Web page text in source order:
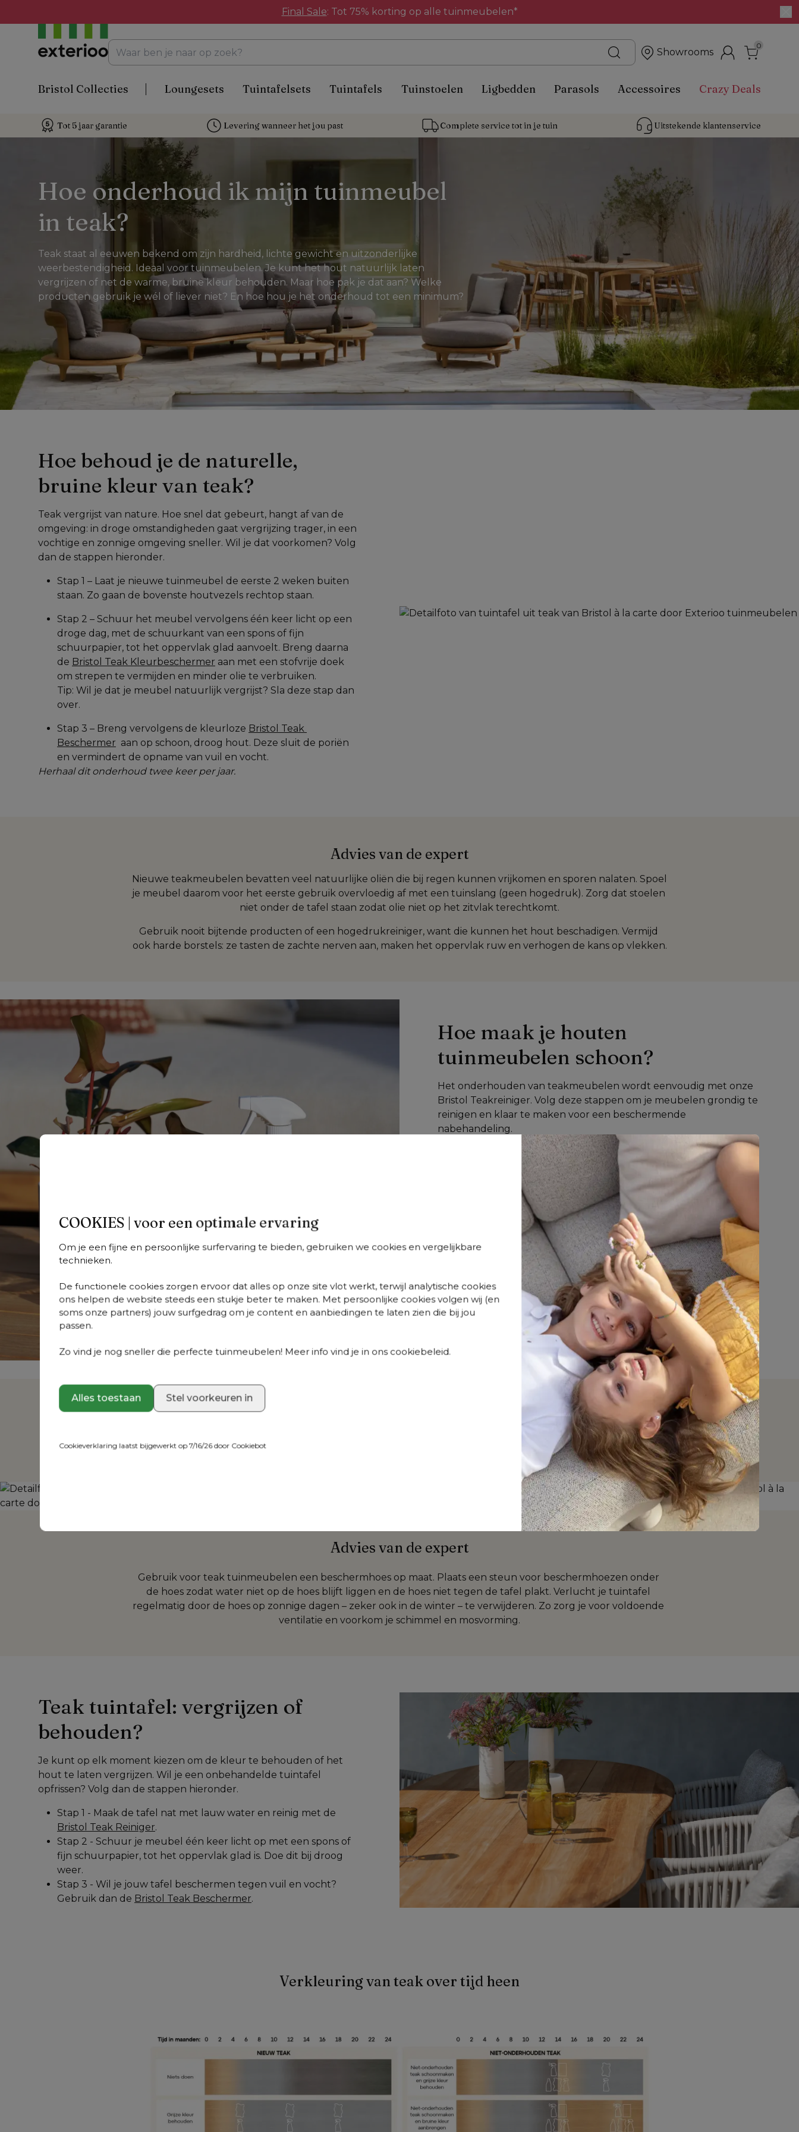
COOKIES | voor een optimale ervaring
Om je een fijne en persoonlijke surfervaring te bieden, gebruiken we cookies en vergelijkbare
technieken.
De functionele cookies zorgen ervoor dat alles op onze site vlot werkt, terwijl analytische cookies
ons helpen de website steeds een stukje beter te maken. Met persoonlijke cookies volgen wij (en
soms onze partners) jouw surfgedrag om je content en aanbiedingen te laten zien die bij jou
passen.
Zo vind je nog sneller die perfecte tuinmeubelen! Meer info vind je in ons cookiebeleid.
Alles toestaan Stel voorkeuren in
Cookieverklaring laatst bijgewerkt op 7/16/26 door Cookiebot
Final Sale: Tot 75% korting op alle tuinmeubelen*
Showrooms
0
Bristol Collecties Loungesets Tuintafelsets Tuintafels Tuinstoelen Ligbedden Parasols Accessoires Crazy Deals
Tot 5 jaar garantie Levering wanneer het jou past Complete service tot in je tuin Uitstekende klantenservice
Hoe onderhoud ik mijn tuinmeubel
in teak?
Teak staat al eeuwen bekend om zijn hardheid, lichte gewicht en uitzonderlijke
weerbestendigheid. Ideaal voor tuinmeubelen. Je kunt het hout natuurlijk laten
vergrijzen of net de warme, bruine kleur behouden. Maar hoe pak je dat aan? Welke
producten gebruik je wél of liever niet? En hoe hou je het onderhoud tot een minimum?
Hoe behoud je de naturelle,
bruine kleur van teak?
Teak vergrijst van nature. Hoe snel dat gebeurt, hangt af van de
omgeving: in droge omstandigheden gaat vergrijzing trager, in een
vochtige en zonnige omgeving sneller. Wil je dat voorkomen? Volg
dan de stappen hieronder.
Stap 1 – Laat je nieuwe tuinmeubel de eerste 2 weken buiten
staan. Zo gaan de bovenste houtvezels rechtop staan.
Stap 2 – Schuur het meubel vervolgens één keer licht op een
droge dag, met de schuurkant van een spons of fijn
schuurpapier, tot het oppervlak glad aanvoelt. Breng daarna
de Bristol Teak Kleurbeschermer aan met een stofvrije doek
om strepen te vermijden en minder olie te verbruiken.
Tip: Wil je dat je meubel natuurlijk vergrijst? Sla deze stap dan
over.
Stap 3 – Breng vervolgens de kleurloze Bristol Teak
Beschermer
  aan op schoon, droog hout. Deze sluit de poriën
en vermindert de opname van vuil en vocht.
Herhaal dit onderhoud twee keer per jaar.
Advies van de expert
Nieuwe teakmeubelen bevatten veel natuurlijke oliën die bij regen kunnen vrijkomen en sporen nalaten. Spoel
je meubel daarom voor het eerste gebruik overvloedig af met een tuinslang (geen hogedruk). Zorg dat stoelen
niet onder de tafel staan zodat olie niet op het zitvlak terechtkomt.
Gebruik nooit bijtende producten of een hogedrukreiniger, want die kunnen het hout beschadigen. Vermijd
ook harde borstels: ze tasten de zachte nerven aan, maken het oppervlak ruw en verhogen de kans op vlekken.
Hoe maak je houten
tuinmeubelen schoon?
Het onderhouden van teakmeubelen wordt eenvoudig met onze
Bristol Teakreiniger. Volg deze stappen om je meubelen grondig te
reinigen en klaar te maken voor een beschermende
nabehandeling.
Stap 1 – Zorg dat het meubel volledig stofvrij en droog is.
Stap 2 – Schud de Bristol Teak Reiniger en breng royaal aan
met een doek. Laat minstens 3 minuten inwerken om vlekken
en aanslag los te maken.
Stap 3 – Schuur het meubel gelijkmatig met de schuurkant
van een spons tot de reiniger begint te schuimen.
Stap 4 – Spoel goed af met een tuinslang en laat volledig
drogen.
Stap 5 – Breng de
transparante teakbeschermer
  aan voor een
langdurig mooie uitstraling.
Met deze stappen blijft je teakmeubel perfect onderhouden.
Op zoek naar de juiste spons? Met onze ben je zeker van je stuk.
Advies van de expert
Gebruik voor teak tuinmeubelen een beschermhoes op maat. Plaats een steun voor beschermhoezen onder
de hoes zodat water niet op de hoes blijft liggen en de hoes niet tegen de tafel plakt. Verlucht je tuintafel
regelmatig door de hoes op zonnige dagen – zeker ook in de winter – te verwijderen. Zo zorg je voor voldoende
ventilatie en voorkom je schimmel en mosvorming.
Teak tuintafel: vergrijzen of
behouden?
Je kunt op elk moment kiezen om de kleur te behouden of het
hout te laten vergrijzen. Wil je een onbehandelde tuintafel
opfrissen? Volg dan de stappen hieronder.
Bristol Teak Reiniger.
Stap 2 - Schuur je meubel één keer licht op met een spons of
fijn schuurpapier, tot het oppervlak glad is. Doe dit bij droog
weer.
Stap 3 - Wil je jouw tafel beschermen tegen vuil en vocht?
Gebruik dan de Bristol Teak Beschermer.
Verkleuring van teak over tijd heen